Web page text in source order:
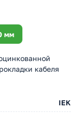
мм
кабеля
IEK